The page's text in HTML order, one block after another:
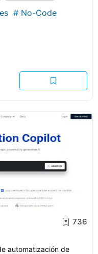
# No-Code
736
automatización de